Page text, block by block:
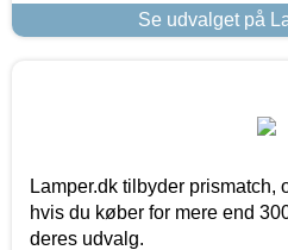
Se udvalget på
Lamper.dk tilbyder prismatch,
hvis du køber for mere end
deres udvalg.